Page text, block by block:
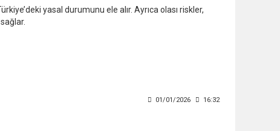
yasal durumunu ele alır. Ayrıca olası riskler,
01/01/2026 16:32